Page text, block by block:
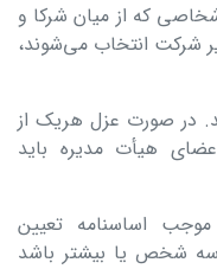
اشخاصی که از میان شرکا و
شرکت انتخاب می‌شوند،
در صورت عزل هریک از
هیأت مدیره باید
به موجب اساسنامه تعیین
شخص یا بیشتر باشد